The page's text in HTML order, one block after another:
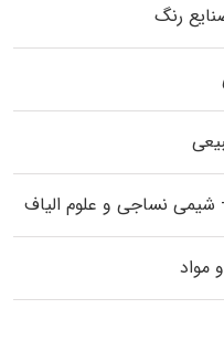
رنگ
نساجی و علوم الیاف
مواد